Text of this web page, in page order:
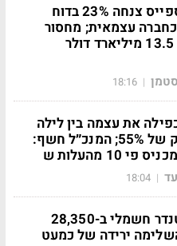
האניוול אירוספייס צנחה 23% בדוח
עצמאית; מחסור
בחלקים מחק 13.5 מיליארד דולר
|
18:16
את עצמה בין לילה
ונפתחה בזינוק של 55%; המנכ״ל חשף:
|
18:04
פורד חשפה טנדר חשמלי ב-28,350
ירידה של כמעט